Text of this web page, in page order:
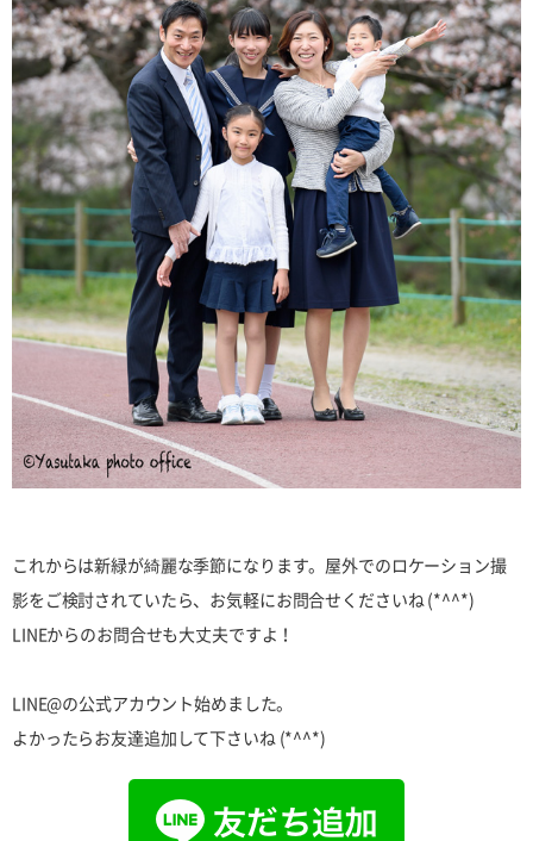
これからは新緑が綺麗な季節になります。屋外でのロケーション撮
影をご検討されていたら、お気軽にお問合せくださいね (*^^*)
LINEからのお問合せも大丈夫ですよ！
LINE@の公式アカウント始めました。
よかったらお友達追加して下さいね (*^^*)